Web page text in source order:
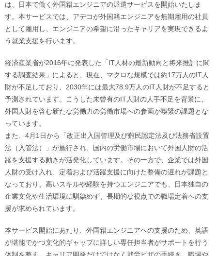
は、日本で働く外国籍エンジニアの派遣サービスを開始いたしま
す。本サービスでは、アデコが外国籍エンジニアを無期雇用の社員
として雇用し、エンジニアの希望に沿ったキャリアを実現できるよ
う就業支援を行います。
経済産業省が2016年に発表した「IT人材の最新動向と将来推計に関
する調査結果」によると、現在、マクロな規模では約17万人のIT人
財が不足しており、2030年には最大78.9万人のIT人財が不足すると
予測されています。こうした未曾有のIT人財の人手不足を背景に、
外国人財を含む新たな労働力の労働市場への参画が喫緊の課題とな
っています。
また、4月1日から「改正出入国管理及び難民認定法及び法務省設置
法（入管法）」が施行され、国内の労働市場において外国人財の活
躍を支援する動きが活発化しています。その一方で、企業では外国
人財の受け入れ、定着および活躍支援に向けた整備の遅れが課題と
なっており、高いスキルや経験を持つエンジニアでも、日本独自の
企業文化や生活環境に馴染めず、長期的な視点での職場定着への支
援が求められています。
本サービス開始にあたり、外国籍エンジニアへの支援のため、英語
が堪能でかつ文化的ギャップに詳しい専任担当者がサポートを行う